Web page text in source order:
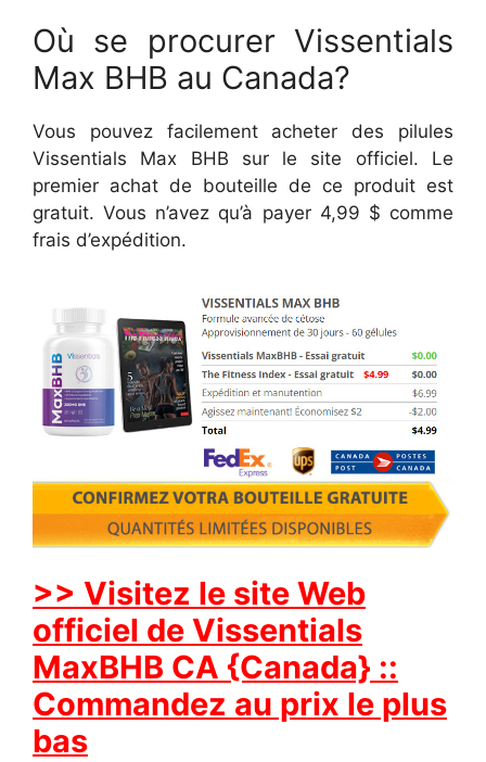
Où se procurer Vissentials
Max BHB au Canada?
Vous pouvez facilement acheter des pilules
Vissentials Max BHB sur le site officiel. Le
premier achat de bouteille de ce produit est
gratuit. Vous n’avez qu’à payer 4,99 $ comme
frais d’expédition.
>> Visitez le site Web
officiel de Vissentials
MaxBHB CA {Canada} ::
Commandez au prix le plus
bas